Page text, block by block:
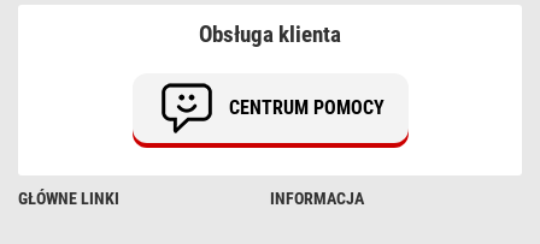
GŁÓWNE LINKI INFORMACJA
Obsługa klienta
CENTRUM POMOCY